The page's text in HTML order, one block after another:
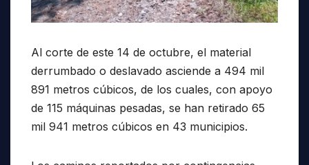
Al corte de este 14 de octubre, el material
derrumbado o deslavado asciende a 494 mil
891 metros cúbicos, de los cuales, con apoyo
de 115 máquinas pesadas, se han retirado 65
mil 941 metros cúbicos en 43 municipios.